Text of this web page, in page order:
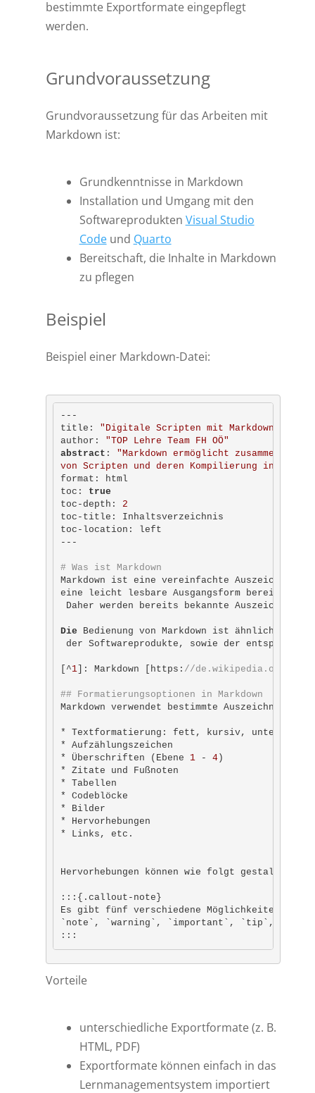
bestimmte Exportformate eingepflegt
werden.
Grundvoraussetzung
Grundvoraussetzung für das Arbeiten mit
Markdown ist:
Grundkenntnisse in Markdown
Installation und Umgang mit den
Softwareprodukten Visual Studio
Codeund Quarto
Bereitschaft, die Inhalte in Markdown
zu pflegen
Beispiel
Beispiel einer Markdown-Datei:
---
title: "Digitale Scripten mit Markdown und
author: "TOP Lehre Team FH OÖ"
abstract : "Markdown ermöglicht zusammen
von Scripten und deren Kompilierung in
format: html
toc: true
toc-depth: 2
toc-title: Inhaltsverzeichnis
toc-location: left
---
# Was ist Markdown
Markdown ist eine vereinfachte
eine leicht lesbare Ausgangsform bereits vor
Daher werden bereits bekannte
Die Bedienung von Markdown ist ähnlich wie
der Softwareprodukte, sowie der
[^1]: Markdown [https: //de.wikipedia.org/
## Formatierungsoptionen in Markdown
Markdown verwendet bestimmte
* Textformatierung: fett, kursiv,
* Aufzählungszeichen
* Überschriften (Ebene 1 - 4)
* Zitate und Fußnoten
* Tabellen
* Codeblöcke
* Bilder
* Hervorhebungen
* Links, etc.
Hervorhebungen können wie folgt gestaltet
:::{.callout-note}
Es gibt fünf verschiedene Möglichkeiten, wie
`note`, `warning`, `important`, `tip`, und
:::
Vorteile
unterschiedliche Exportformate (z. B.
HTML, PDF)
Exportformate können einfach in das
Lernmanagementsystem importiert